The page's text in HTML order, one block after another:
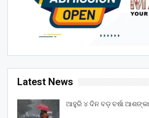
Latest News
ଆହୁରି ୪ ଦିନ ବଡ଼ ବର୍ଷା ଆଶଙ୍କା